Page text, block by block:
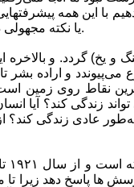
با این همه
یا نکته مجهولی در روی کره زمین باقی باشد.
و یخ) گردد. و بالاخره
و اراده بشر
نقاط روی زمین
زندگی کند؟ آیا
عادی زندگی کند؟ از
پاسخ دهد زیرا تا